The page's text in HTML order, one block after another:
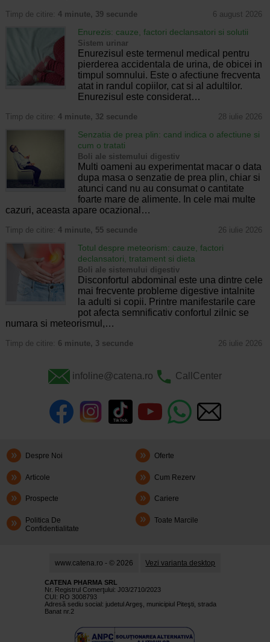
Timp de citire: 4 minute, 39 secunde 6 august 2026
Enurezis: cauze, factori declansatori si solutii
Sistem urinar
Enurezisul este termenul medical pentru
pierderea accidentala de urina, de obicei in
timpul somnului. Este o afectiune frecventa
atat in randul copiilor, cat si al adultilor.
Enurezisul este considerat…
Timp de citire: 4 minute, 32 secunde 28 iulie 2026
Senzatia de prea plin: cand indica o afectiune si
cum o tratati
Boli ale sistemului digestiv
Multi oameni au experimentat macar o data
dupa masa o senzatie de prea plin, chiar si
atunci cand nu au consumat o cantitate
foarte mare de alimente. In cele mai multe
cazuri, aceasta apare ocazional…
Timp de citire: 4 minute, 55 secunde 26 iulie 2026
Totul despre meteorism: cauze, factori
declansatori, tratament si dieta
Boli ale sistemului digestiv
Disconfortul abdominal este una dintre cele
mai frecvente probleme digestive intalnite
la adulti si copii. Printre manifestarile care
pot afecta semnificativ confortul zilnic se
numara si meteorismul,…
Timp de citire: 6 minute, 3 secunde 26 iulie 2026
infoline@catena.ro CallCenter
Despre Noi Oferte
Articole Cum Rezerv
Prospecte Cariere
Politica De
Confidentialitate
Toate Marcile
www.catena.ro - © 2026 Vezi varianta desktop
CATENA PHARMA SRL
Nr. Registrul Comerţului: J03/2710/2023
CUI: RO 3008793
Adresă sediu social: judetul Argeş, municipiul Piteşti, strada
Banat nr.2